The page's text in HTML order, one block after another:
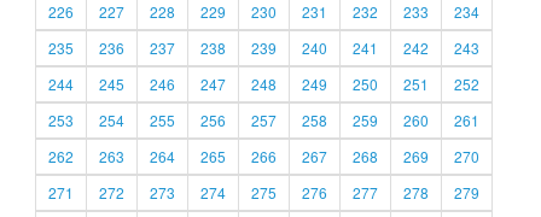
226
227 228 229 230 231 232 233
234
235
236 237 238 239 240 241 242
243
244
245 246 247 248 249 250 251
252
253
254 255 256 257 258 259 260
261
262
263 264 265 266 267 268 269
270
271
272 273 274 275 276 277 278
279